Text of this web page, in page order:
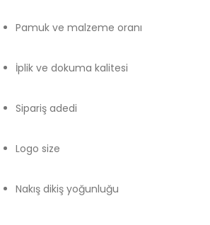
Pamuk ve malzeme oranı
İplik ve dokuma kalitesi
Sipariş adedi
Logo size
Nakış dikiş yoğunluğu